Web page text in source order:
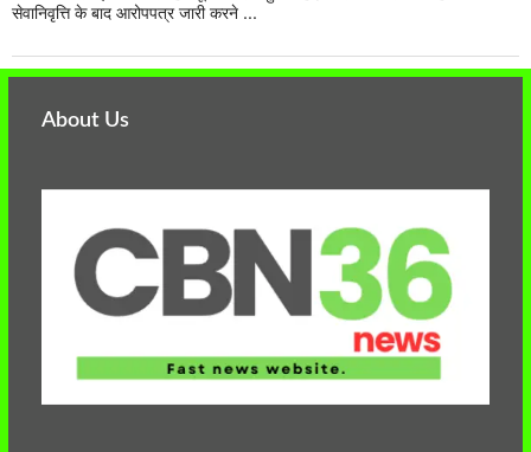
सेवानिवृत्ति के बाद आरोपपत्र जारी करने ...
About Us